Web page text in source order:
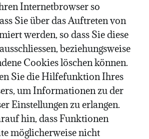
Internetbrowser so
Sie über das Auftreten von
werden, so dass Sie diese
beziehungsweise
Cookies löschen können.
Sie die Hilfefunktion Ihres
um Informationen zu der
Einstellungen zu erlangen.
hin, dass Funktionen
möglicherweise nicht